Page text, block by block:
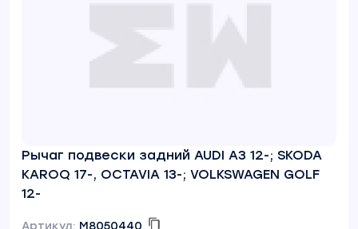
Рычаг подвески задний AUDI A3 12-; SKODA
KAROQ 17-, OCTAVIA 13-; VOLKSWAGEN GOLF
12-
Артикул: M8050440